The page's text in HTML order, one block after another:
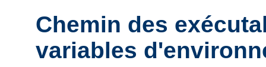
Chemin des
variables